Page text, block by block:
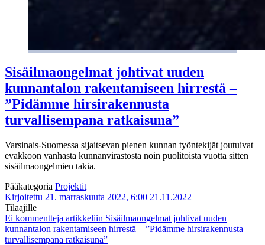
Sisäilmaongelmat johtivat uuden
kunnantalon rakentamiseen hirrestä –
”Pidämme hirsirakennusta
turvallisempana ratkaisuna”
Varsinais-Suomessa sijaitsevan pienen kunnan työntekijät joutuivat
evakkoon vanhasta kunnanvirastosta noin puolitoista vuotta sitten
sisäilmaongelmien takia.
Pääkategoria Projektit
Kirjoitettu 21. marraskuuta 2022, 6:00 21.11.2022
Tilaajille
Ei kommentteja artikkeliin Sisäilmaongelmat johtivat uuden
kunnantalon rakentamiseen hirrestä – ”Pidämme hirsirakennusta
turvallisempana ratkaisuna”